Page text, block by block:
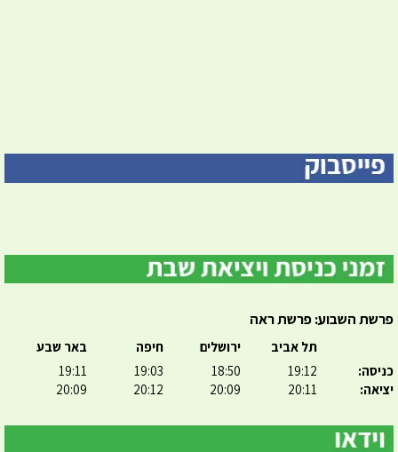
פרשת השבוע: פרשת ראה
כניסה:
יציאה:
תל אביב
19:12
20:11
ירושלים
18:50
20:09
חיפה
19:03
20:12
באר שבע
19:11
20:09